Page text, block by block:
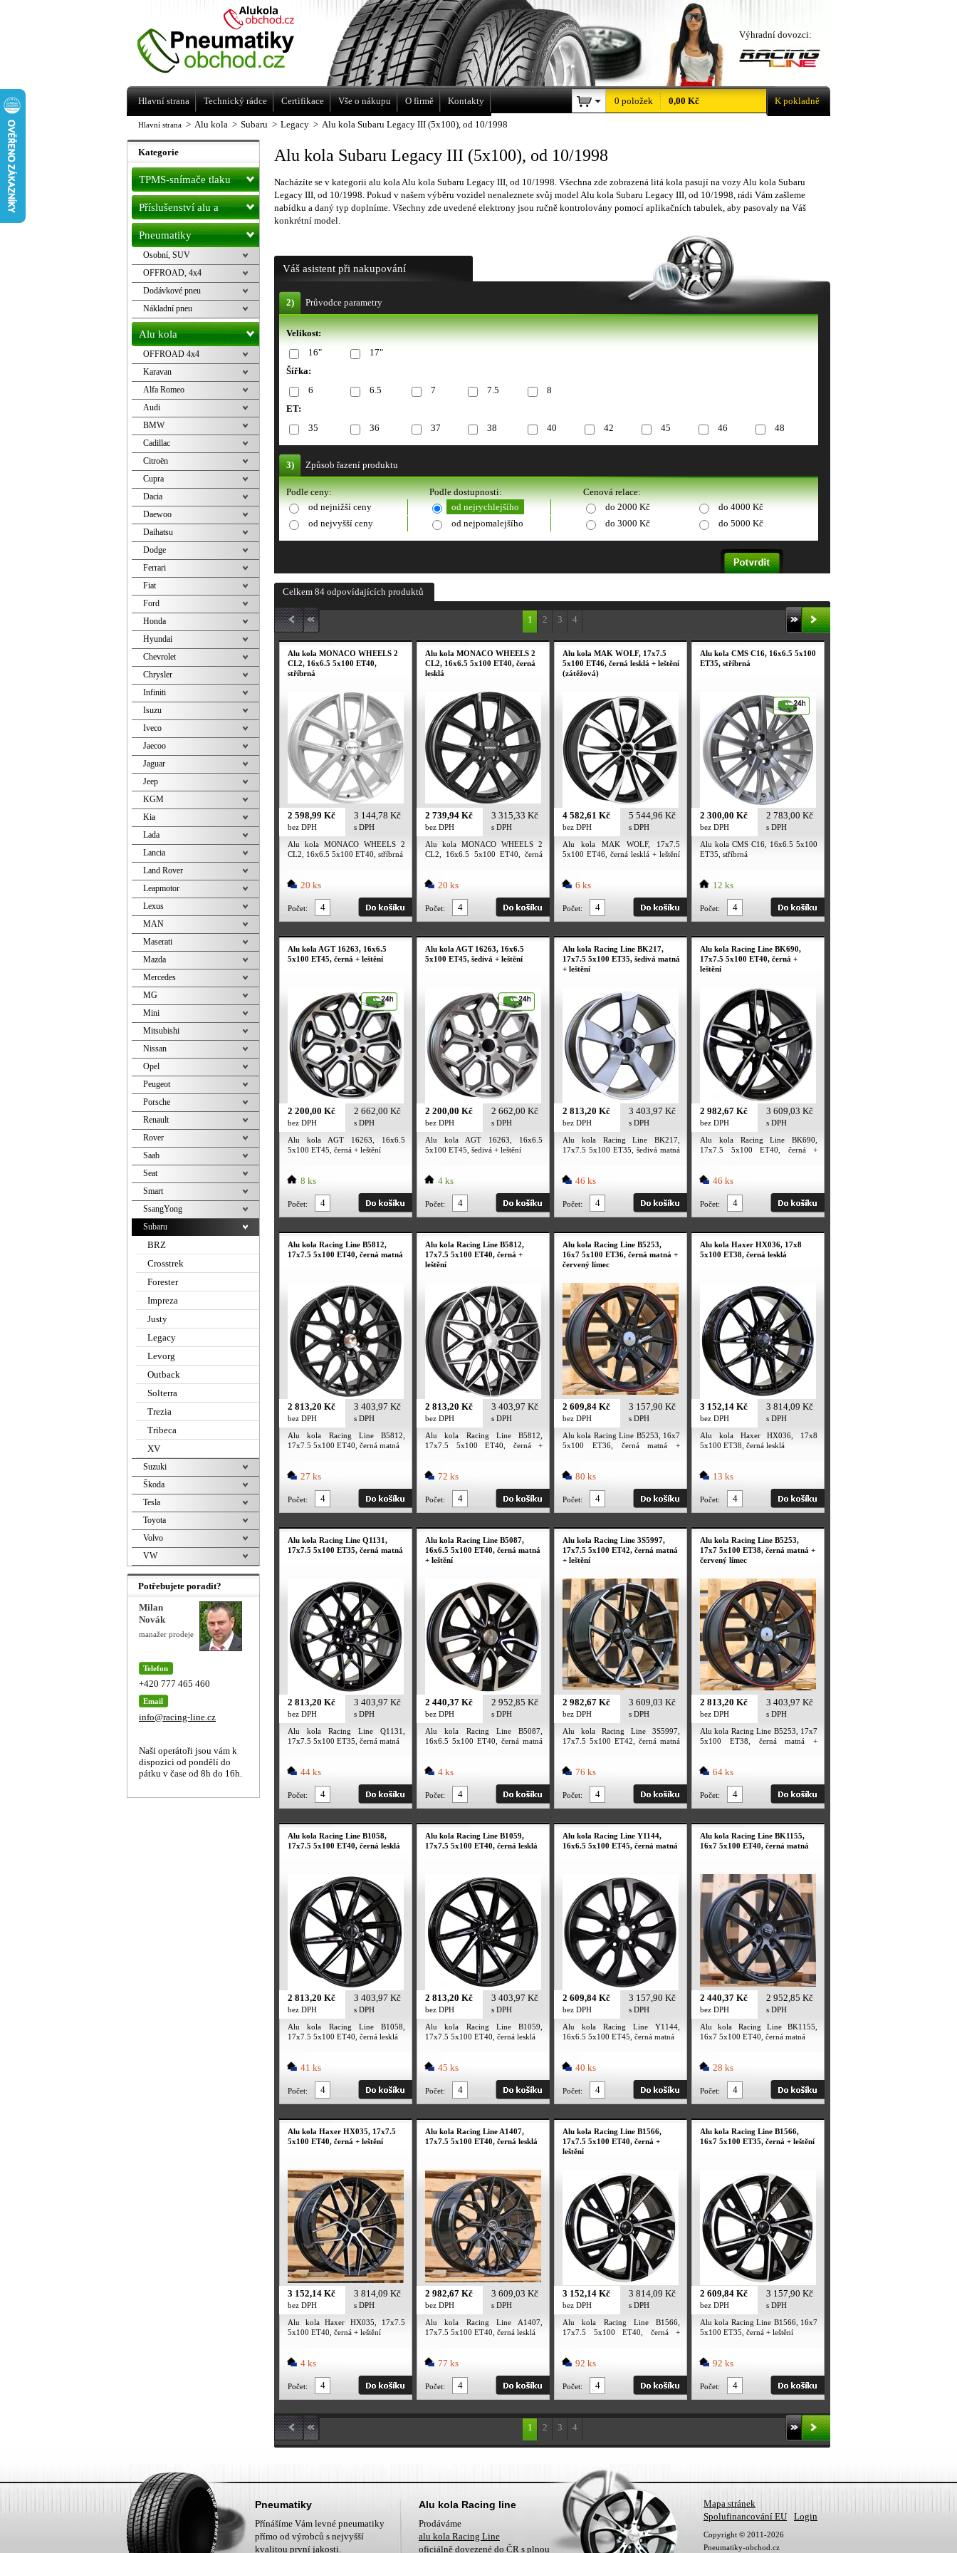
Hlavní strana > Alu kola > Subaru > Legacy > Alu kola Subaru Legacy III (5x100), od 10/1998
Alu kola Subaru Legacy III (5x100), od 10/1998
Nacházíte se v kategorii alu kola Alu kola Subaru Legacy III, od 10/1998. Všechna zde zobrazená litá kola pasují na vozy Alu kola Subaru
Legacy III, od 10/1998. Pokud v našem výběru vozidel nenaleznete svůj model Alu kola Subaru Legacy III, od 10/1998, rádi Vám zašleme
nabídku a daný typ doplníme. Všechny zde uvedené elektrony jsou ručně kontrolovány pomocí aplikačních tabulek, aby pasovaly na Váš
konkrétní model.
Váš asistent při nakupování
2) Průvodce parametry
Velikost:
16"
17"
Šířka:
6
6.5 7 7.5
8
ET:
35
36 37 38 40 42 45 46 48
3) Způsob řazení produktu
Podle ceny: Podle dostupnosti:
Cenová relace:
od nejnižší ceny
od nejrychlejšího do 2000 Kč
do 4000 Kč
od nejvyšší ceny
od nejpomalejšího do 3000 Kč do 5000 Kč
Celkem 84 odpovídajících produktů
1 2 3 4
Alu kola MONACO WHEELS 2
CL2, 16x6.5 5x100 ET40,
stříbrná
2 598,99 Kč
bez DPH
3 144,78 Kč
s DPH
Alu kola MONACO WHEELS 2
CL2, 16x6.5 5x100 ET40, stříbrná
20 ks
Počet:
Alu kola MONACO WHEELS 2
CL2, 16x6.5 5x100 ET40, černá
lesklá
2 739,94 Kč
bez DPH
3 315,33 Kč
s DPH
Alu kola MONACO WHEELS 2
CL2, 16x6.5 5x100 ET40, černá
20 ks
Počet:
Alu kola MAK WOLF, 17x7.5
5x100 ET46, černá lesklá + leštění
(zátěžová)
4 582,61 Kč
bez DPH
5 544,96 Kč
s DPH
Alu kola MAK WOLF, 17x7.5
5x100 ET46, černá lesklá + leštění
6 ks
Počet:
Alu kola CMS C16, 16x6.5 5x100
ET35, stříbrná
2 300,00 Kč
bez DPH
2 783,00 Kč
s DPH
Alu kola CMS C16, 16x6.5 5x100
ET35, stříbrná
12 ks
Počet:
Alu kola AGT 16263, 16x6.5
5x100 ET45, černá + leštění
2 200,00 Kč
bez DPH
2 662,00 Kč
s DPH
Alu kola AGT 16263, 16x6.5
5x100 ET45, černá + leštění
8 ks
Počet:
Alu kola AGT 16263, 16x6.5
5x100 ET45, šedivá + leštění
2 200,00 Kč
bez DPH
2 662,00 Kč
s DPH
Alu kola AGT 16263, 16x6.5
5x100 ET45, šedivá + leštění
4 ks
Počet:
Alu kola Racing Line BK217,
17x7.5 5x100 ET35, šedivá matná
+ leštění
2 813,20 Kč
bez DPH
3 403,97 Kč
s DPH
Alu kola Racing Line BK217,
17x7.5 5x100 ET35, šedivá matná
46 ks
Počet:
Alu kola Racing Line BK690,
17x7.5 5x100 ET40, černá +
leštění
2 982,67 Kč
bez DPH
3 609,03 Kč
s DPH
Alu kola Racing Line BK690,
17x7.5 5x100 ET40, černá +
46 ks
Počet:
Alu kola Racing Line B5812,
17x7.5 5x100 ET40, černá matná
2 813,20 Kč
bez DPH
3 403,97 Kč
s DPH
Alu kola Racing Line B5812,
17x7.5 5x100 ET40, černá matná
27 ks
Počet:
Alu kola Racing Line B5812,
17x7.5 5x100 ET40, černá +
leštění
2 813,20 Kč
bez DPH
3 403,97 Kč
s DPH
Alu kola Racing Line B5812,
17x7.5 5x100 ET40, černá +
72 ks
Počet:
Alu kola Racing Line B5253,
16x7 5x100 ET36, černá matná +
červený límec
2 609,84 Kč
bez DPH
3 157,90 Kč
s DPH
Alu kola Racing Line B5253, 16x7
5x100 ET36, černá matná +
80 ks
Počet:
Alu kola Haxer HX036, 17x8
5x100 ET38, černá lesklá
3 152,14 Kč
bez DPH
3 814,09 Kč
s DPH
Alu kola Haxer HX036, 17x8
5x100 ET38, černá lesklá
13 ks
Počet:
Alu kola Racing Line Q1131,
17x7.5 5x100 ET35, černá matná
2 813,20 Kč
bez DPH
3 403,97 Kč
s DPH
Alu kola Racing Line Q1131,
17x7.5 5x100 ET35, černá matná
44 ks
Počet:
Alu kola Racing Line B5087,
16x6.5 5x100 ET40, černá matná
+ leštění
2 440,37 Kč
bez DPH
2 952,85 Kč
s DPH
Alu kola Racing Line B5087,
16x6.5 5x100 ET40, černá matná
4 ks
Počet:
Alu kola Racing Line 3S5997,
17x7.5 5x100 ET42, černá matná
+ leštění
2 982,67 Kč
bez DPH
3 609,03 Kč
s DPH
Alu kola Racing Line 3S5997,
17x7.5 5x100 ET42, černá matná
76 ks
Počet:
Alu kola Racing Line B5253,
17x7 5x100 ET38, černá matná +
červený límec
2 813,20 Kč
bez DPH
3 403,97 Kč
s DPH
Alu kola Racing Line B5253, 17x7
5x100 ET38, černá matná +
64 ks
Počet:
Alu kola Racing Line B1058,
17x7.5 5x100 ET40, černá lesklá
2 813,20 Kč
bez DPH
3 403,97 Kč
s DPH
Alu kola Racing Line B1058,
17x7.5 5x100 ET40, černá lesklá
41 ks
Počet:
Alu kola Racing Line B1059,
17x7.5 5x100 ET40, černá lesklá
2 813,20 Kč
bez DPH
3 403,97 Kč
s DPH
Alu kola Racing Line B1059,
17x7.5 5x100 ET40, černá lesklá
45 ks
Počet:
Alu kola Racing Line Y1144,
16x6.5 5x100 ET45, černá matná
2 609,84 Kč
bez DPH
3 157,90 Kč
s DPH
Alu kola Racing Line Y1144,
16x6.5 5x100 ET45, černá matná
40 ks
Počet:
Alu kola Racing Line BK1155,
16x7 5x100 ET40, černá matná
2 440,37 Kč
bez DPH
2 952,85 Kč
s DPH
Alu kola Racing Line BK1155,
16x7 5x100 ET40, černá matná
28 ks
Počet:
Alu kola Haxer HX035, 17x7.5
5x100 ET40, černá + leštění
3 152,14 Kč
bez DPH
3 814,09 Kč
s DPH
Alu kola Haxer HX035, 17x7.5
5x100 ET40, černá + leštění
4 ks
Počet:
Alu kola Racing Line A1407,
17x7.5 5x100 ET40, černá lesklá
2 982,67 Kč
bez DPH
3 609,03 Kč
s DPH
Alu kola Racing Line A1407,
17x7.5 5x100 ET40, černá lesklá
77 ks
Počet:
Alu kola Racing Line B1566,
17x7.5 5x100 ET40, černá +
leštění
3 152,14 Kč
bez DPH
3 814,09 Kč
s DPH
Alu kola Racing Line B1566,
17x7.5 5x100 ET40, černá +
92 ks
Počet:
Alu kola Racing Line B1566,
16x7 5x100 ET35, černá + leštění
2 609,84 Kč
bez DPH
3 157,90 Kč
s DPH
Alu kola Racing Line B1566, 16x7
5x100 ET35, černá + leštění
92 ks
Počet:
1 2 3 4
Kategorie
TPMS-snímače tlaku
Příslušenství alu a
pneu
Pneumatiky
Osobní, SUV
OFFROAD, 4x4
Dodávkové pneu
Nákladní pneu
Alu kola
OFFROAD 4x4
Karavan
Alfa Romeo
Audi
BMW
Cadillac
Citroën
Cupra
Dacia
Daewoo
Daihatsu
Dodge
Ferrari
Fiat
Ford
Honda
Hyundai
Chevrolet
Chrysler
Infiniti
Isuzu
Iveco
Jaecoo
Jaguar
Jeep
KGM
Kia
Lada
Lancia
Land Rover
Leapmotor
Lexus
MAN
Maserati
Mazda
Mercedes
MG
Mini
Mitsubishi
Nissan
Opel
Peugeot
Porsche
Renault
Rover
Saab
Seat
Smart
SsangYong
Subaru
BRZ
Crosstrek
Forester
Impreza
Justy
Legacy
Levorg
Outback
Solterra
Trezia
Tribeca
XV
Suzuki
Škoda
Tesla
Toyota
Volvo
VW
Potřebujete poradit?
Milan
Novák
manažer prodeje
Telefon
+420 777 465 460
Email
info@racing-line.cz
Naši operátoři jsou vám k
dispozici od pondělí do
pátku v čase od 8h do 16h.
Levné pneumatiky letní, zimní, Alu kola
a litá kola Racing Line
Výhradní dovozci:
Hlavní strana Technický rádce Certifikace Vše o nákupu O firmě Kontakty 0 položek 0,00 Kč K pokladně
Nahoru
Pneumatiky
Přínášíme Vám levné pneumatiky
přímo od výrobců s nejvyšší
kvalitou první jakosti.
Alu kola Racing line
Prodáváme
alu kola Racing Line
oficiálně dovezené do ČR s plnou
Mapa stránek
Spolufinancování EU
Login
Copyright © 2011-2026
Pneumatiky-obchod.cz